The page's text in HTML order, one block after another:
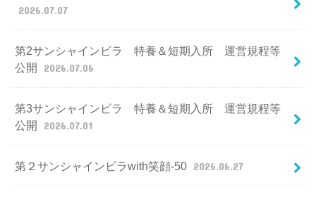
2026.07.07
第2サンシャインビラ 特養＆短期入所 運営規程等
公開
2026.07.06
第3サンシャインビラ 特養＆短期入所 運営規程等
公開
2026.07.01
第２サンシャインビラwith笑顔-50 2026.06.27